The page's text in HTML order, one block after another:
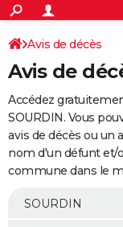
ACTUALITÉS
Politique
Société
Faits Divers
Education
Monde
Villes
+
SPORT
Coupe du monde
Football
Tennis
Cyclisme
Rugby
Forum
Programme TV
TNT
Streaming
Cinéma
Sorties cinéma
Musique
+
FINANCE
Retraite
Epargne
Immobilier
Risques naturels par
Banque
Assurance
AUTO
Essais
Réserver un essai
Citadines
Berlines
SUV
Forum auto
+
Mobiles
Meilleur smartphone
Internet
Ordinateurs
Jeux vidéo
Guide high-tech
Avis de décès
Avis de
Accédez
SOURDIN. Vous
avis de décès ou un
nom d'un défunt et/
commune dans le